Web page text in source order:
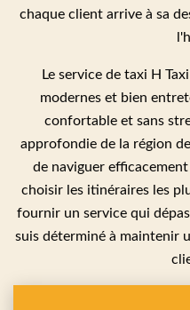
chaque client arrive à sa
Le service de taxi H
modernes et bien
confortable et sans
approfondie de la région
de naviguer
choisir les itinéraires les
fournir un service qui
suis déterminé à maintenir